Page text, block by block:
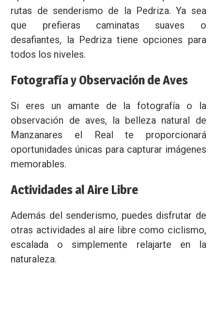
rutas de senderismo de la Pedriza. Ya sea
que prefieras caminatas suaves o
desafiantes, la Pedriza tiene opciones para
todos los niveles.
Fotografía y Observación de Aves
Si eres un amante de la fotografía o la
observación de aves, la belleza natural de
Manzanares el Real te proporcionará
oportunidades únicas para capturar imágenes
memorables.
Actividades al Aire Libre
Además del senderismo, puedes disfrutar de
otras actividades al aire libre como ciclismo,
escalada o simplemente relajarte en la
naturaleza.